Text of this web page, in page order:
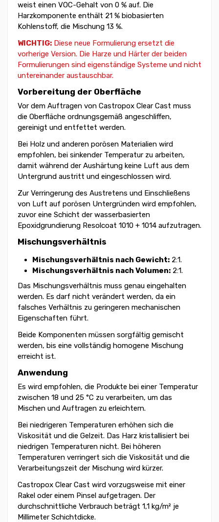
weist einen VOC-Gehalt von 0 % auf. Die
Harzkomponente enthält 21 % biobasierten
Kohlenstoff, die Mischung 13 %.
WICHTIG: Diese neue Formulierung ersetzt die
vorherige Version. Die Harze und Härter der beiden
Formulierungen sind eigenständige Systeme und nicht
untereinander austauschbar.
Vorbereitung der Oberfläche
Vor dem Auftragen von Castropox Clear Cast muss
die Oberfläche ordnungsgemäß angeschliffen,
gereinigt und entfettet werden.
Bei Holz und anderen porösen Materialien wird
empfohlen, bei sinkender Temperatur zu arbeiten,
damit während der Aushärtung keine Luft aus dem
Untergrund austritt und eingeschlossen wird.
Zur Verringerung des Austretens und Einschließens
von Luft auf porösen Untergründen wird empfohlen,
zuvor eine Schicht der wasserbasierten
Epoxidgrundierung Resolcoat 1010 + 1014 aufzutragen.
Mischungsverhältnis
Mischungsverhältnis nach Gewicht: 2:1.
Mischungsverhältnis nach Volumen: 2:1.
Das Mischungsverhältnis muss genau eingehalten
werden. Es darf nicht verändert werden, da ein
falsches Verhältnis zu geringeren mechanischen
Eigenschaften führt.
Beide Komponenten müssen sorgfältig gemischt
werden, bis eine vollständig homogene Mischung
erreicht ist.
Anwendung
Es wird empfohlen, die Produkte bei einer Temperatur
zwischen 18 und 25 °C zu verarbeiten, um das
Mischen und Auftragen zu erleichtern.
Bei niedrigeren Temperaturen erhöhen sich die
Viskosität und die Gelzeit. Das Harz kristallisiert bei
niedrigen Temperaturen nicht. Bei höheren
Temperaturen verringert sich die Viskosität und die
Verarbeitungszeit der Mischung wird kürzer.
Castropox Clear Cast wird vorzugsweise mit einer
Rakel oder einem Pinsel aufgetragen. Der
durchschnittliche Verbrauch beträgt 1,1 kg/m² je
Millimeter Schichtdicke.